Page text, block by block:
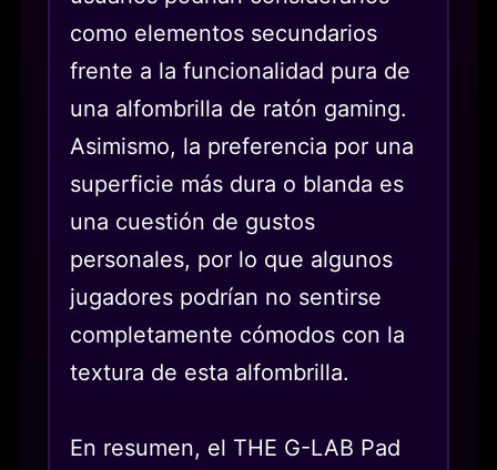
como elementos secundarios
frente a la funcionalidad pura de
una alfombrilla de ratón gaming.
Asimismo, la preferencia por una
superficie más dura o blanda es
una cuestión de gustos
personales, por lo que algunos
jugadores podrían no sentirse
completamente cómodos con la
textura de esta alfombrilla.
En resumen, el THE G-LAB Pad